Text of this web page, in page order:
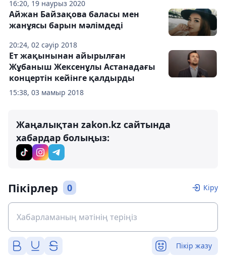
16:20, 19 наурыз 2020
20:24, 02 сәуір 2018
Айжан Байзақова баласы мен
жанұясы барын мәлімдеді
15:38, 03 мамыр 2018
Ет жақынынан айырылған
Жұбаныш Жексенұлы Астанадағы
концертін кейінге қалдырды
Жаңалықтан zakon.kz сайтында
хабардар болыңыз:
Пікірлер 0 Кіру
Пікір жазу